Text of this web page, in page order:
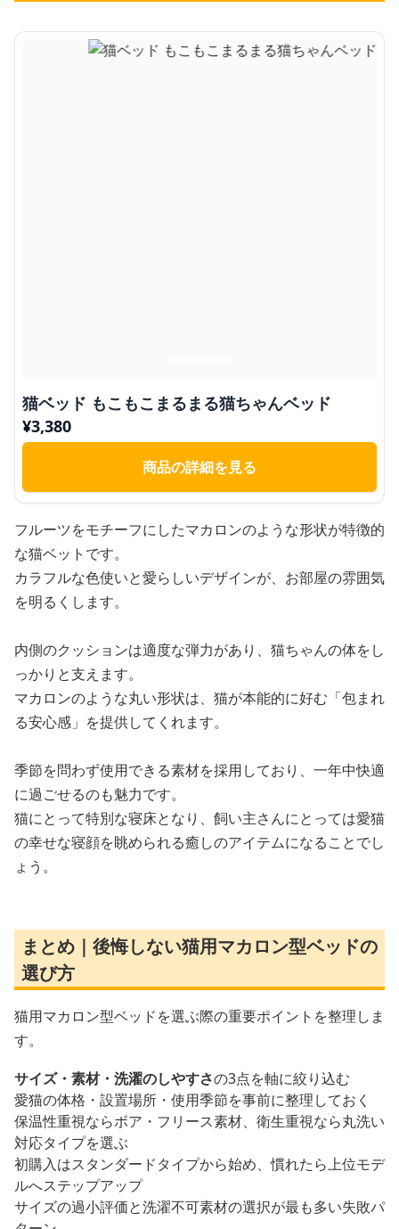
猫ベッド もこもこまるまる猫ちゃんベッド
¥3,380
商品の詳細を見る
フルーツをモチーフにしたマカロンのような形状が特徴的
な猫ベットです。
カラフルな色使いと愛らしいデザインが、お部屋の雰囲気
を明るくします。
内側のクッションは適度な弾力があり、猫ちゃんの体をし
っかりと支えます。
マカロンのような丸い形状は、猫が本能的に好む「包まれ
る安心感」を提供してくれます。
季節を問わず使用できる素材を採用しており、一年中快適
に過ごせるのも魅力です。
猫にとって特別な寝床となり、飼い主さんにとっては愛猫
の幸せな寝顔を眺められる癒しのアイテムになることでし
ょう。
まとめ｜後悔しない猫用マカロン型ベッドの
選び方
猫用マカロン型ベッドを選ぶ際の重要ポイントを整理しま
す。
サイズ・素材・洗濯のしやすさの3点を軸に絞り込む
愛猫の体格・設置場所・使用季節を事前に整理しておく
保温性重視ならボア・フリース素材、衛生重視なら丸洗い
対応タイプを選ぶ
初購入はスタンダードタイプから始め、慣れたら上位モデ
ルへステップアップ
サイズの過小評価と洗濯不可素材の選択が最も多い失敗パ